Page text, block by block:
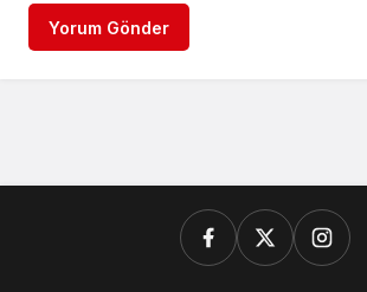
Yorum Gönder